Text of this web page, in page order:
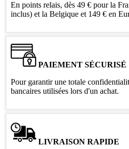
En points relais, dès 49 € pour la
inclus) et la Belgique et 149 € en
PAIEMENT SÉCURISÉ
Pour garantir une totale
bancaires utilisées lors d'un achat.
LIVRAISON RAPIDE